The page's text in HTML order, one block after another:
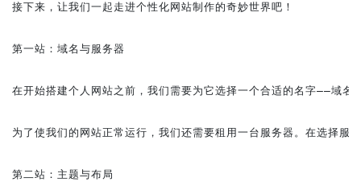
接下来，让我们一起走进个性化网站制作的奇妙世界吧！
第一站：域名与服务器
在开始搭建个人网站之前，我们需要为它选择一个合适的名字——域
为了使我们的网站正常运行，我们还需要租用一台服务器。在选择服
第二站：主题与布局